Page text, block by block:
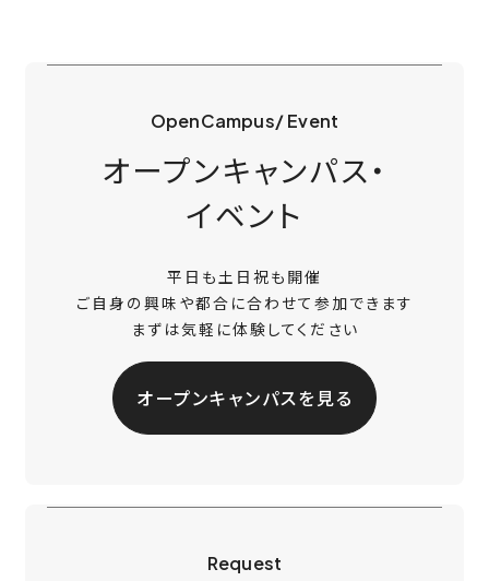
OpenCampus/ Event
オープンキャンパス・
イベント
平日も土日祝も開催
ご自身の興味や都合に合わせて参加できます
まずは気軽に体験してください
オープンキャンパスを見る
Request